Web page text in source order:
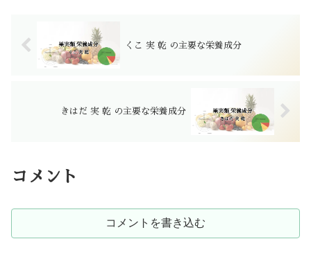
くこ 実 乾 の主要な栄養成分
きはだ 実 乾 の主要な栄養成分
コメント
コメントを書き込む